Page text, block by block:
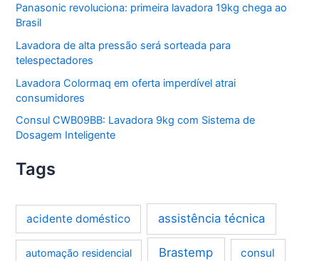
Panasonic revoluciona: primeira lavadora 19kg chega ao
Brasil
Lavadora de alta pressão será sorteada para
telespectadores
Lavadora Colormaq em oferta imperdível atrai
consumidores
Consul CWB09BB: Lavadora 9kg com Sistema de
Dosagem Inteligente
Tags
acidente doméstico assistência técnica
automação residencial Brastemp consul